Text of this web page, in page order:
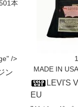
本
/>
ン
MADE IN
LEVI'S
EU